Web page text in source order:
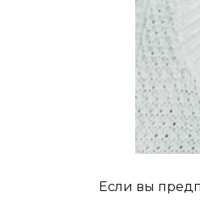
Ecли вы